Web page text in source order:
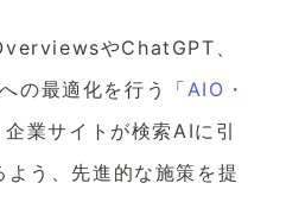
やChatGPT、
の最適化を行う「 AIO・
企業サイトが検索AIに引
う、先進的な施策を提